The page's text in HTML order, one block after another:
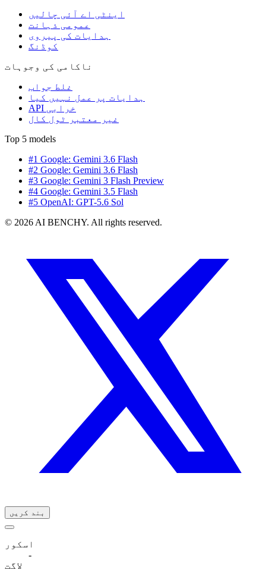
اینٹی اے آئی چالیں
عمومی ذہانت
ہدایات کی پیروی
کوڈنگ
ناکامی کی وجوہات
غلط جواب
ہدایات پر عمل نہیں کیا
API خرابی
غیر معتبر ٹول کال
Top 5 models
#1 Google: Gemini 3.6 Flash
#2 Google: Gemini 3.6 Flash
#3 Google: Gemini 3 Flash Preview
#4 Google: Gemini 3.5 Flash
#5 OpenAI: GPT-5.6 Sol
© 2026 AI BENCHY. All rights reserved.
بند کریں
اسکور
-
لاگت